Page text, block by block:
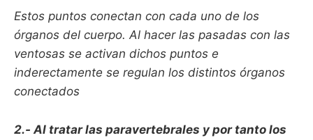
Estos puntos conectan con cada uno de los
órganos del cuerpo. Al hacer las pasadas con las
ventosas se activan dichos puntos e
inderectamente se regulan los distintos órganos
conectados
2.- Al tratar las paravertebrales y por tanto los